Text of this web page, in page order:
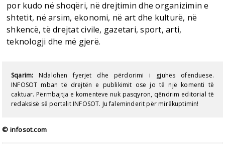
por kudo në shoqëri, në drejtimin dhe organizimin e
shtetit, në arsim, ekonomi, në art dhe kulturë, në
shkencë, të drejtat civile, gazetari, sport, arti,
teknologji dhe më gjerë.
Sqarim: Ndalohen fyerjet dhe përdorimi i gjuhës ofenduese.
INFOSOT mban të drejtën e publikimit ose jo të një komenti të
caktuar. Përmbajtja e komenteve nuk pasqyron, qëndrim editorial të
redaksisë së portalit INFOSOT. Ju faleminderit për mirëkuptimin!
© infosot.com